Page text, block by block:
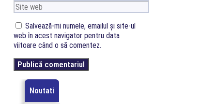
Site
web
Salvează-mi numele, emailul și site-ul
web în acest navigator pentru data
viitoare când o să comentez.
Noutati